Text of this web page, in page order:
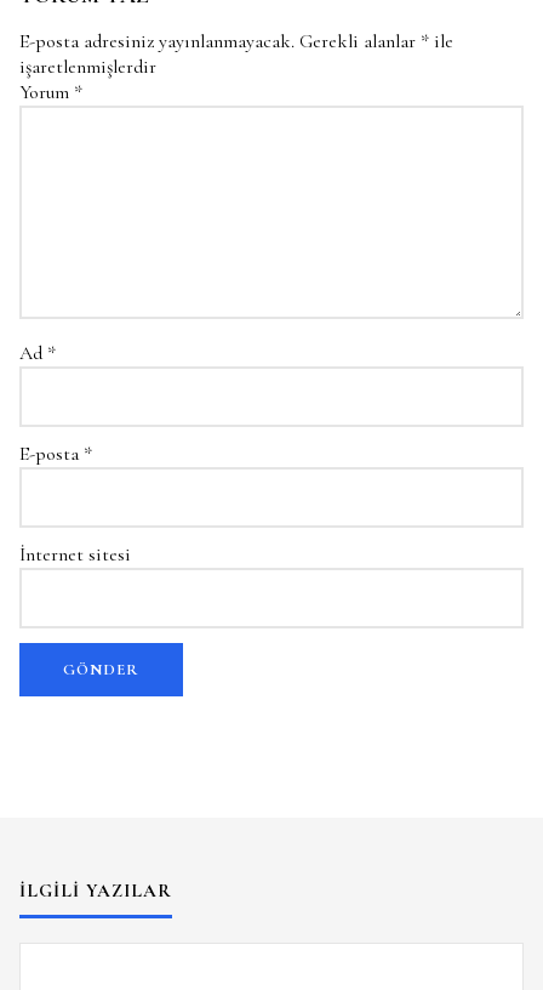
E-posta adresiniz yayınlanmayacak. Gerekli alanlar * ile
işaretlenmişlerdir
Yorum *
Ad *
E-posta *
İnternet sitesi
İLGILI YAZILAR